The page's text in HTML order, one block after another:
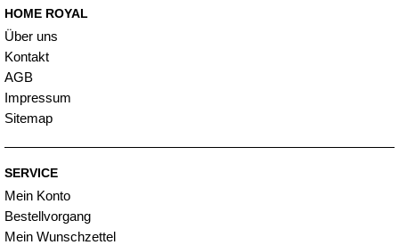
HOME ROYAL
Über uns
Kontakt
AGB
Impressum
Sitemap
SERVICE
Mein Konto
Bestellvorgang
Mein Wunschzettel